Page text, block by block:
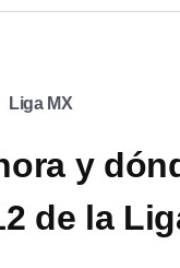
Liga MX
y
de la